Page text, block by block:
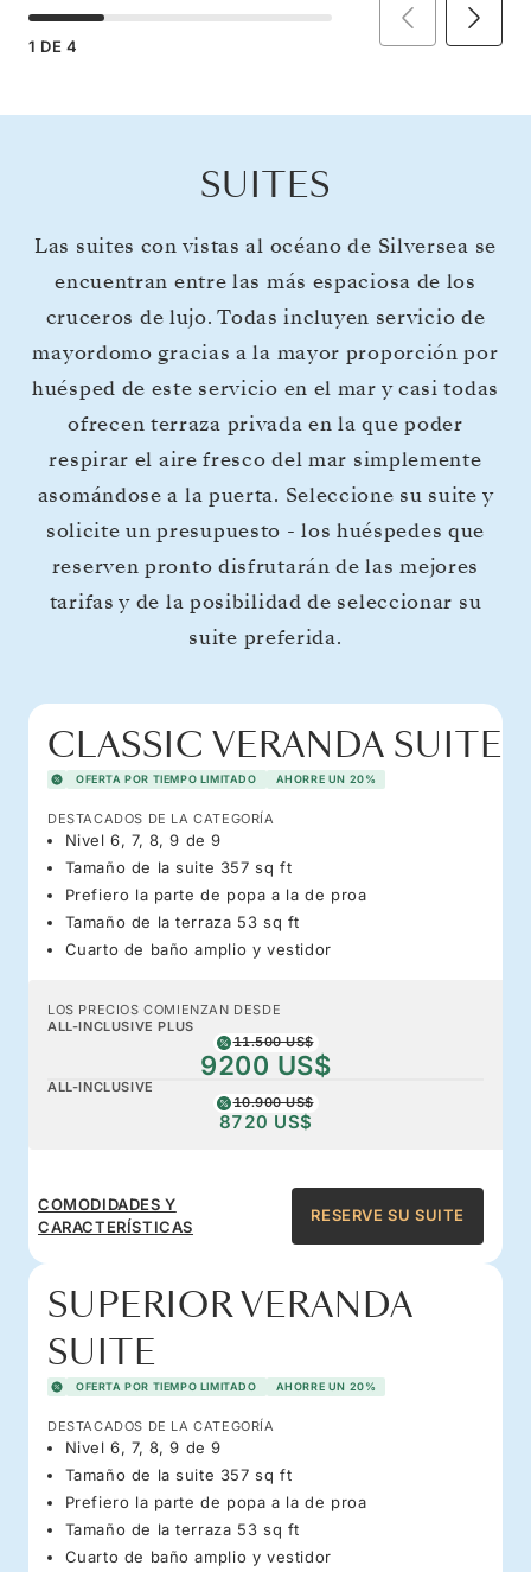
1 DE 4
SUITES
Las suites con vistas al océano de Silversea se
encuentran entre las más espaciosa de los
cruceros de lujo. Todas incluyen servicio de
mayordomo gracias a la mayor proporción por
huésped de este servicio en el mar y casi todas
ofrecen terraza privada en la que poder
respirar el aire fresco del mar simplemente
asomándose a la puerta. Seleccione su suite y
solicite un presupuesto - los huéspedes que
reserven pronto disfrutarán de las mejores
tarifas y de la posibilidad de seleccionar su
suite preferida.
CLASSIC VERANDA SUITE
OFERTA POR TIEMPO LIMITADO AHORRE UN 20%
DESTACADOS DE LA CATEGORÍA
Nivel 6, 7, 8, 9 de 9
Tamaño de la suite 357 sq ft
Prefiero la parte de popa a la de proa
Tamaño de la terraza 53 sq ft
Cuarto de baño amplio y vestidor
LOS PRECIOS COMIENZAN DESDE
ALL-INCLUSIVE PLUS
11.500 US$
9200 US$
ALL-INCLUSIVE
10.900 US$
8720 US$
COMODIDADES Y
CARACTERÍSTICAS
RESERVE SU SUITE
SUPERIOR VERANDA
SUITE
OFERTA POR TIEMPO LIMITADO AHORRE UN 20%
DESTACADOS DE LA CATEGORÍA
Nivel 6, 7, 8, 9 de 9
Tamaño de la suite 357 sq ft
Prefiero la parte de popa a la de proa
Tamaño de la terraza 53 sq ft
Cuarto de baño amplio y vestidor